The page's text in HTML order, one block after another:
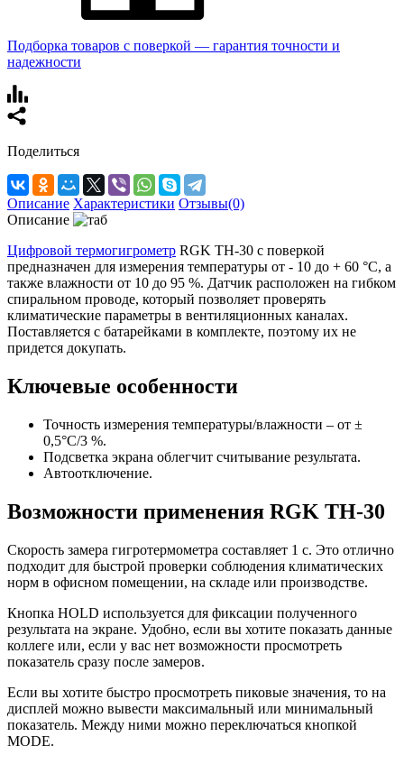
Подборка товаров с поверкой — гарантия точности и
надежности
Поделиться
Описание Характеристики Отзывы(0)
Описание
Цифровой термогигрометр RGK TH-30 c поверкой
предназначен для измерения температуры от - 10 до + 60 °C, а
также влажности от 10 до 95 %. Датчик расположен на гибком
спиральном проводе, который позволяет проверять
климатические параметры в вентиляционных каналах.
Поставляется с батарейками в комплекте, поэтому их не
придется докупать.
Ключевые особенности
Точность измерения температуры/влажности – от ±
0,5°С/3 %.
Подсветка экрана облегчит считывание результата.
Автоотключение.
Возможности применения RGK TH-30
Скорость замера гигротермометра составляет 1 с. Это отлично
подходит для быстрой проверки соблюдения климатических
норм в офисном помещении, на складе или производстве.
Кнопка HOLD используется для фиксации полученного
результата на экране. Удобно, если вы хотите показать данные
коллеге или, если у вас нет возможности просмотреть
показатель сразу после замеров.
Если вы хотите быстро просмотреть пиковые значения, то на
дисплей можно вывести максимальный или минимальный
показатель. Между ними можно переключаться кнопкой
MODE.